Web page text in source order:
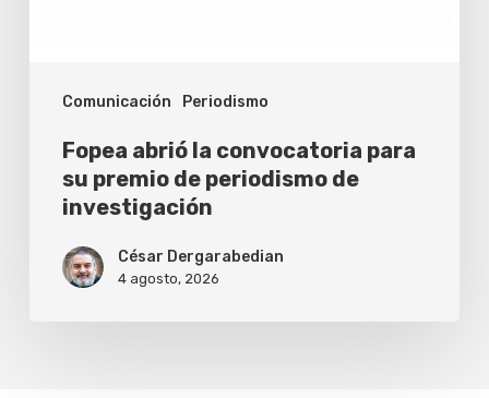
Comunicación Periodismo
investigación
Fopea abrió la convocatoria para
su premio de periodismo de
investigación
César Dergarabedian
4 agosto, 2026